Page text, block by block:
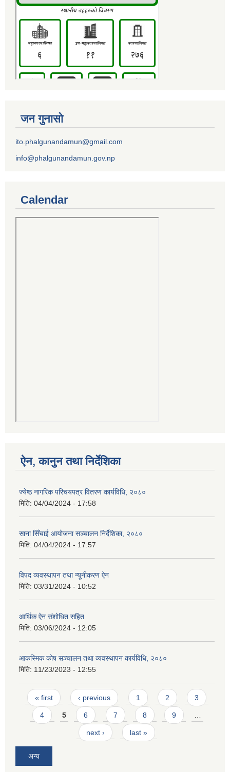
जन गुनासो
ito.phalgunandamun@gmail.com
info@phalgunandamun.gov.np
Calendar
ऐन, कानुन तथा निर्देशिका
ज्येष्ठ नागरिक परिचयपत्र वितरण कार्यविधि, २०८०
मिति: 04/04/2024 - 17:58
साना सिँचाई आयोजना सञ्चालन निर्देशिका, २०८०
मिति: 04/04/2024 - 17:57
विपद व्यवस्थापन तथा न्यूनीकरण ऐन
मिति: 03/31/2024 - 10:52
आर्थिक ऐन संशोधित सहित
मिति: 03/06/2024 - 12:05
आकस्मिक कोष सञ्चालन तथा व्यवस्थापन कार्यविधि, २०८०
मिति: 11/23/2023 - 12:55
Pages
« first ‹ previous 1 2 3
4 5 6 7 8 9
next › last »
अन्य